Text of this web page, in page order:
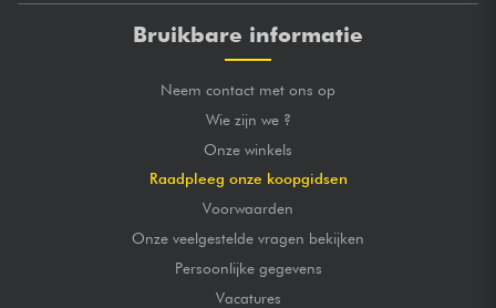
Bruikbare informatie
Neem contact met ons op
Wie zijn we ?
Onze winkels
Raadpleeg onze koopgidsen
Voorwaarden
Onze veelgestelde vragen bekijken
Persoonlijke gegevens
Vacatures